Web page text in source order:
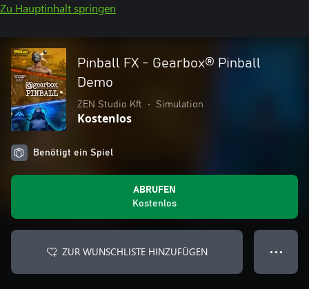
Zu Hauptinhalt springen
Pinball FX - Gearbox® Pinball
Demo
ZEN Studio Kft • Simulation
Kostenlos
Benötigt ein Spiel
ABRUFEN
Kostenlos
ZUR WUNSCHLISTE HINZUFÜGEN ● ● ●